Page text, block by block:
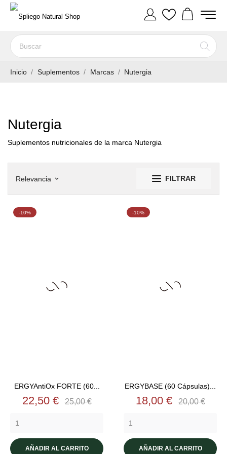
Inicio Suplementos Marcas Nutergia
Nutergia
Suplementos nutricionales de la marca Nutergia
Relevancia keyboard_arrow_down FILTRAR
ERGYAntiOx FORTE (60...
Precio
22,50 € Precio
25,00 €
AÑADIR AL CARRITO
-10%
ERGYBASE (60 Cápsulas)...
Precio
18,00 € Precio
20,00 €
AÑADIR AL CARRITO
-10%